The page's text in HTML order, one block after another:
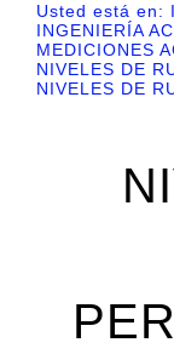
Usted está en:
INGENIERÍA
MEDICIONES
NIVELES DE
NIVELES DE